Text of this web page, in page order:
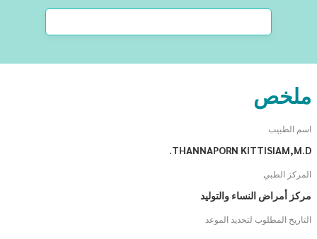
ملخص
اسم الطبيب
THANNAPORN KITTISIAM,M.D.
المركز الطبي
مركز أمراض النساء والتوليد
التاريخ المطلوب لتحديد الموعد